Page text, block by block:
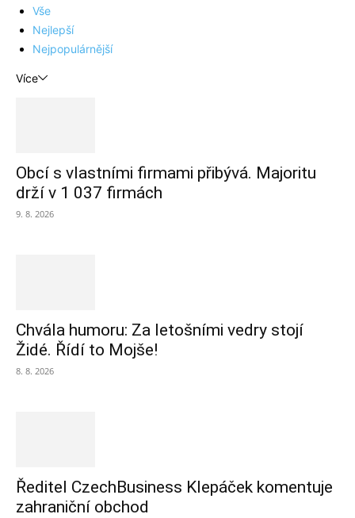
Vše
Nejlepší
Nejpopulárnější
Více
Obcí s vlastními firmami přibývá. Majoritu
drží v 1 037 firmách
9. 8. 2026
Chvála humoru: Za letošními vedry stojí
Židé. Řídí to Mojše!
8. 8. 2026
Ředitel CzechBusiness Klepáček komentuje
zahraniční obchod